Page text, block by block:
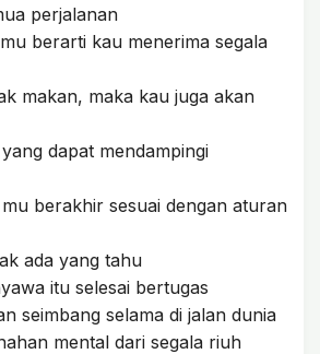
perjalanan
berarti kau menerima segala
makan, maka kau juga akan
dapat mendampingi
berakhir sesuai dengan aturan
ada yang tahu
itu selesai bertugas
seimbang selama di jalan dunia
mental dari segala riuh